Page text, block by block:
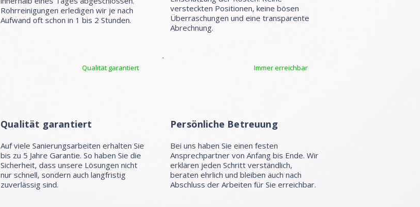
Rohrreinigungen erledigen wir je nach
Aufwand oft schon in 1 bis 2 Stunden.
versteckten Positionen, keine bösen
Überraschungen und eine transparente
Abrechnung.
Qualität garantiert
Qualität garantiert
Auf viele Sanierungsarbeiten erhalten Sie
bis zu 5 Jahre Garantie. So haben Sie die
Sicherheit, dass unsere Lösungen nicht
nur schnell, sondern auch langfristig
zuverlässig sind.
Immer erreichbar
Persönliche Betreuung
Bei uns haben Sie einen festen
Ansprechpartner von Anfang bis Ende. Wir
erklären jeden Schritt verständlich,
beraten ehrlich und bleiben auch nach
Abschluss der Arbeiten für Sie erreichbar.